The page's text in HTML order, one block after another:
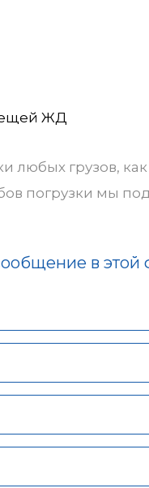
ЖД
любых грузов, как
погрузки мы
в